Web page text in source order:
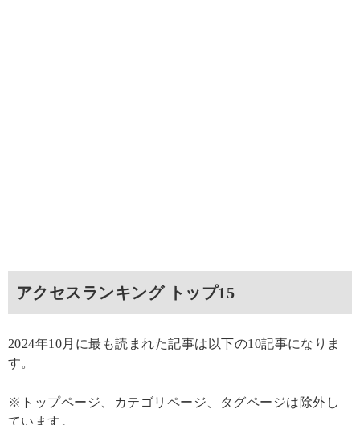
アクセスランキング トップ15
2024年10月に最も読まれた記事は以下の10記事になりま
す。
※トップページ、カテゴリページ、タグページは除外し
ています。